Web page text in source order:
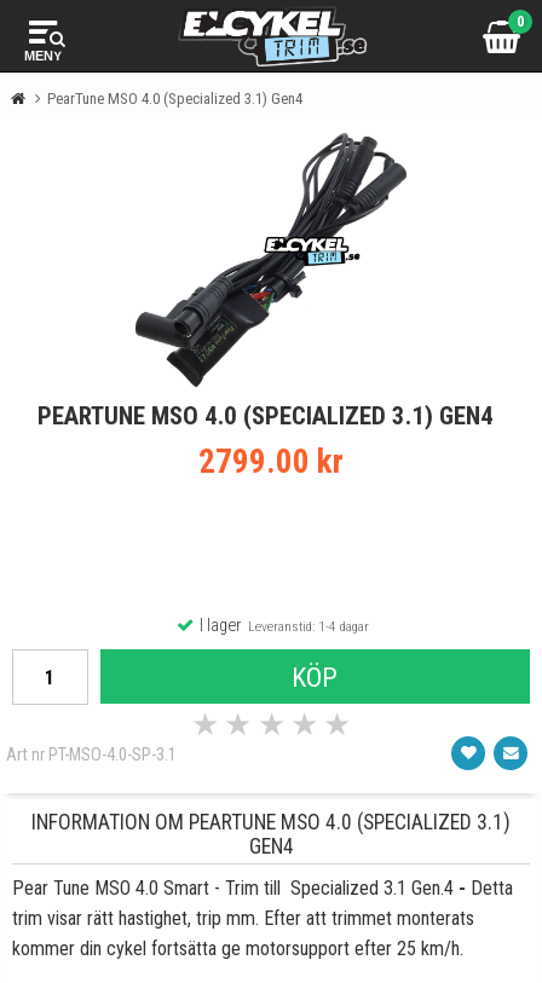
MENY
0
PearTune MSO 4.0 (Specialized 3.1) Gen4
PEARTUNE MSO 4.0 (SPECIALIZED 3.1) GEN4
2799.00 kr
I lagerLeveranstid: 1-4 dagar
KÖP
★ ★ ★ ★ ★
Art nr PT-MSO-4.0-SP-3.1
INFORMATION OM PEARTUNE MSO 4.0 (SPECIALIZED 3.1)
GEN4
Pear Tune MSO 4.0 Smart - Trim till Specialized 3.1 Gen.4 - Detta
trim visar rätt hastighet, trip mm. Efter att trimmet monterats
kommer din cykel fortsätta ge motorsupport efter 25 km/h.